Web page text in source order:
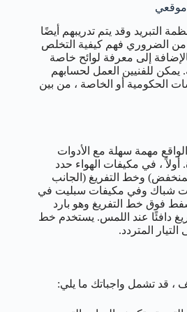
موقعي
التبريد وقد يتم تدريبهم أيضًا
من الضروري فهم كيفية التخلص
إلى معرفة لوائح خاصة
يمكن للفنيين العمل لحسابهم
الحكومية أو الخاصة ، من بين
مهمة سهلة مع الأدوات
أولاً ، في مكيفات الهواء حدد
وخط التفريغ (الجانب
شباك وفي مكيفات سبليت في
فوق خط التفريغ وهو بارد
دافئًا عند اللمس. يستخدم خط
المتردد.
، قد تشمل واجباتك ما يلي: